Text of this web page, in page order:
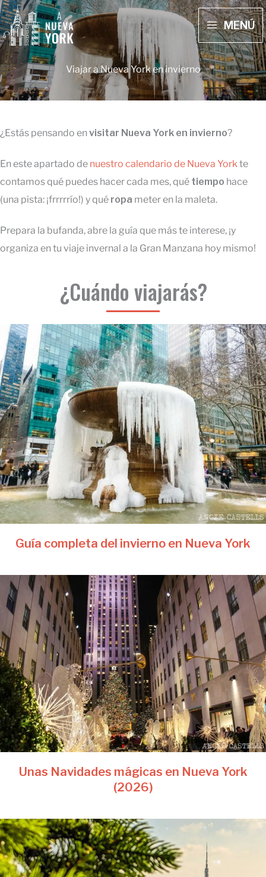
Ir
al
contenido
MAIN
MENU
MENÚ
Viajar a Nueva York en invierno
¿Estás pensando envisitar Nueva York en invierno?
En este apartado de nuestro calendario de Nueva York te
contamos qué puedes hacer cada mes, qué tiempo hace
(una pista: ¡frrrrrío!) y qué ropa meter en la maleta.
Prepara la bufanda, abre la guía que más te interese, ¡y
organiza en tu viaje invernal a la Gran Manzana hoy mismo!
¿Cuándo viajarás?
Guía completa del invierno en Nueva York
Unas Navidades mágicas en Nueva York
(2026)